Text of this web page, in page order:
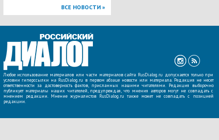
ВСЕ НОВОСТИ »
Любое использование материалов или части материалов сайта RusDialog.ru допускается только при
условии гиперссылки на RusDialog.ru в первом абзаце новости или материала. Редакция не несет
ответственности за достоверность фактов, присланных нашими читателями. Редакция выборочно
публикует материалы наших читателей, предупреждая, что мнения авторов могут не совпадать с
мнением редакции. Мнение журналистов RusDialog.ru также может не совпадать с позицией
редакции.